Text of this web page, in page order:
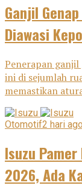
Ganjil
Diawasi
Penerapan
ini di sejumlah
memastikan
Otomotif2 hari ago
Isuzu
2026, Ada